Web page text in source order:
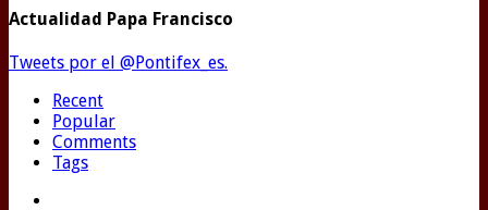
Actualidad Papa Francisco
Tweets por el @Pontifex_es.
Recent
Popular
Comments
Tags